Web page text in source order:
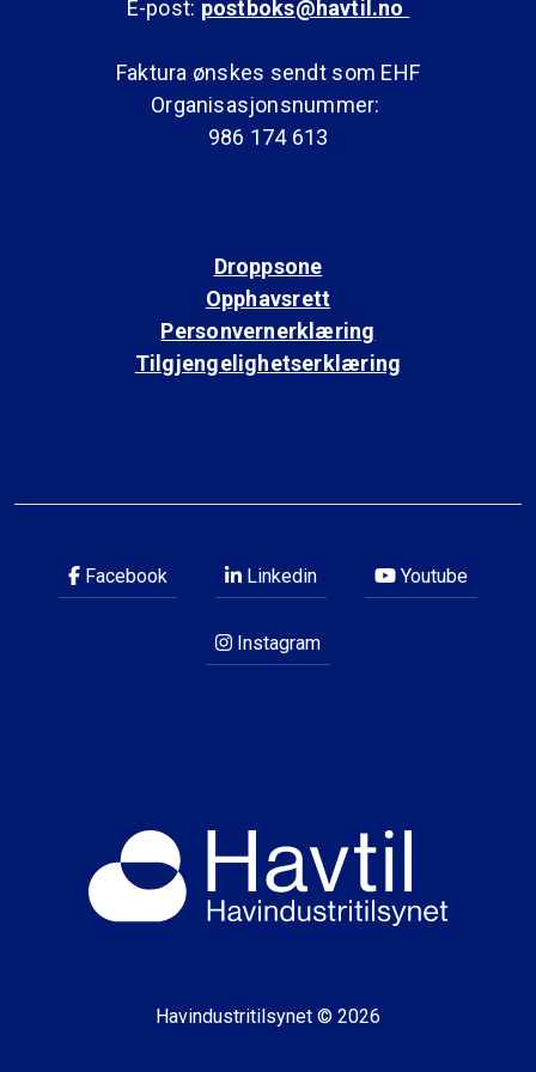
E-post: postboks@havtil.no
Faktura ønskes sendt som EHF
Organisasjonsnummer:
986 174 613
Droppsone
Opphavsrett
Personvernerklæring
Tilgjengelighetserklæring
Facebook Linkedin Youtube
Instagram
Havindustritilsynet © 2026